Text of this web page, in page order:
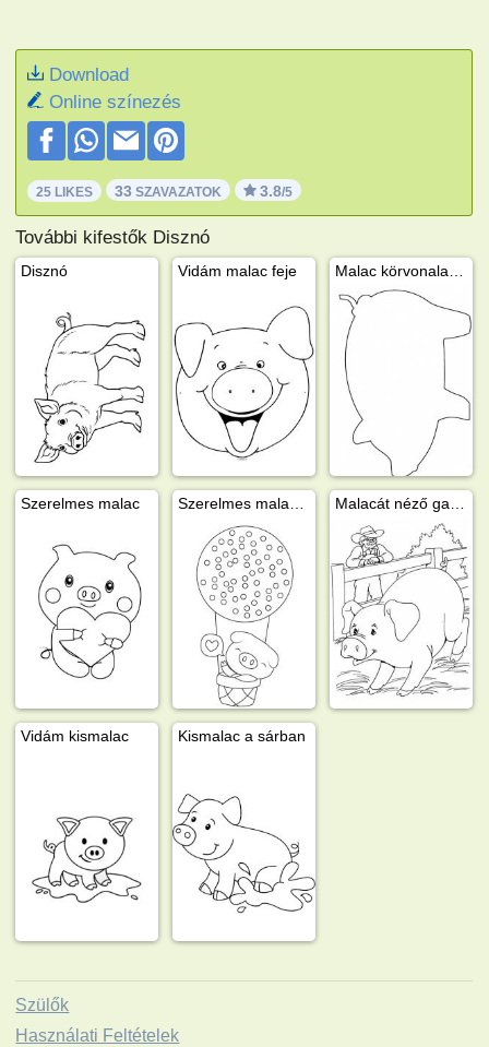
Download
Online színezés
25 LIKES 33 SZAVAZATOK 3.8/5
További kifestők Disznó
Disznó Vidám malac feje
Szerelmes malac
Vidám kismalac Kismalac a sárban
Szülők
Használati Feltételek